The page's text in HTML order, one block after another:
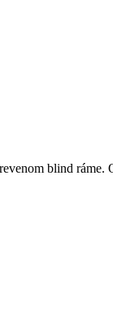
blind ráme.